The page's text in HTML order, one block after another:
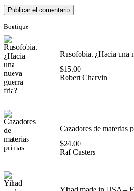
Boutique
Rusofobia. ¿Hacia una
$15.00
Robert Charvin
Cazadores de materias
$24.00
Raf Custers